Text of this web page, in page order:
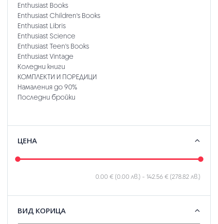
Enthusiast Books
Enthusiast Children's Books
Enthusiast Libris
Enthusiast Science
Enthusiast Teen's Books
Enthusiast Vintage
Коледни книги
КОМПЛЕКТИ И ПОРЕДИЦИ
Намаления до 90%
Последни бройки
ЦЕНА
0.00 € (0.00 лв.) - 142.56 € (278.82 лв.)
ВИД КОРИЦА